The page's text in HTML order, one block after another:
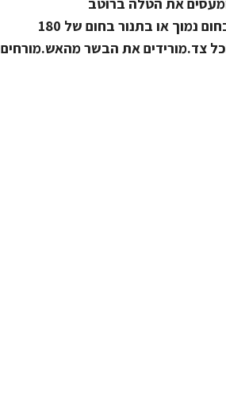
לימונענע.עוטפים בנייר כסף.צולים כשעה על הגריל בחום נמוך או בתנור בחום של 180
נייר הכסף וצולים עוד כ 10 דקות מכל צד.מורידים את הבשר מהאש.מורחים